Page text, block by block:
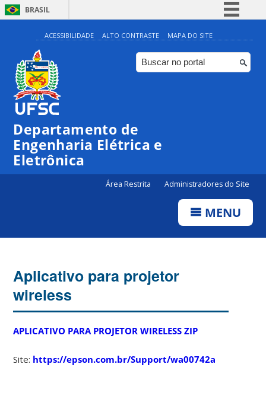
BRASIL
Simplifique!
Comunica BR
Participe
ACESSIBILIDADE ALTO CONTRASTE MAPA DO SITE
Departamento de
Engenharia Elétrica e
Eletrônica
Área Restrita Administradores do Site
MENU
Aplicativo para projetor
wireless
APLICATIVO PARA PROJETOR WIRELESS ZIP
Site: https://epson.com.br/Support/wa00742a